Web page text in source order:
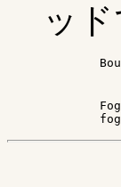
ッ